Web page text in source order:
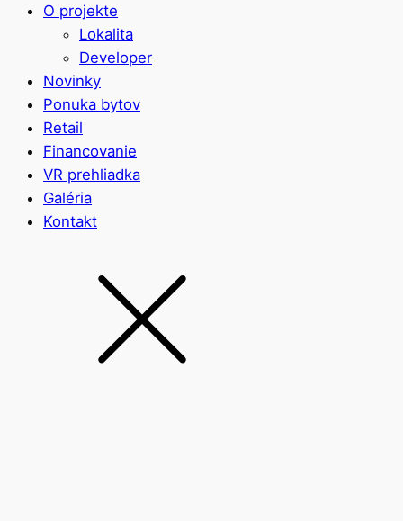
O projekte
Lokalita
Developer
Novinky
Ponuka bytov
Retail
Financovanie
VR prehliadka
Galéria
Kontakt